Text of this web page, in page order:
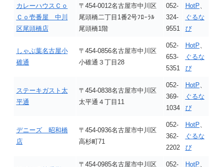
カレーハウスＣｏ
Ｃｏ壱番屋 中川
区尾頭橋店
〒454-0012名古屋市中川区
尾頭橋二丁目1番2号ﾌﾛｰﾗﾙ
尾頭橋1階
052-
324-
9551
HotP、
ぐるな
び
しゃぶ葉名古屋小
碓通
〒454-0856名古屋市中川区
小碓通３丁目28
052-
653-
5351
HotP、
ぐるな
び
ステーキガスト太
平通
〒454-0838名古屋市中川区
太平通４丁目11
052-
369-
1034
HotP、
ぐるな
び
デニーズ 昭和橋
店
〒454-0936名古屋市中川区
高杉町71
052-
362-
2202
HotP、
ぐるな
び
〒454-0985名古屋市中川区
052-
HotP、